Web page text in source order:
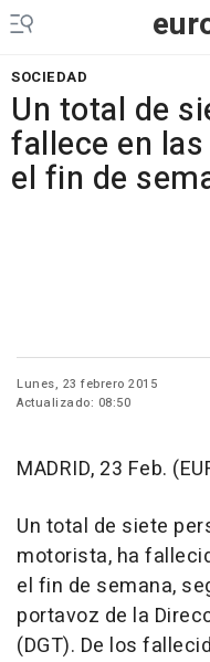
SOCIEDAD
Un total de
fallece en
el fin de
Lunes, 23 febrero 2015
Actualizado: 08:50
MADRID, 23 Feb.
Un total de siete
motorista, ha
el fin de semana,
portavoz de la
(DGT). De los